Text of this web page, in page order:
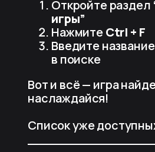
Откройте раздел
игры”
НажмитеCtrl + F
Введите
в поиске
Вот и всё — игра
наслаждайся!
Список уже